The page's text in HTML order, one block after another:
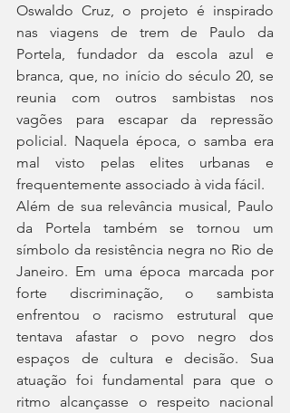
Oswaldo Cruz, o projeto é inspirado
nas viagens de trem de Paulo da
Portela, fundador da escola azul e
branca, que, no início do século 20, se
reunia com outros sambistas nos
vagões para escapar da repressão
policial. Naquela época, o samba era
mal visto pelas elites urbanas e
frequentemente associado à vida fácil.
Além de sua relevância musical, Paulo
da Portela também se tornou um
símbolo da resistência negra no Rio de
Janeiro. Em uma época marcada por
forte discriminação, o sambista
enfrentou o racismo estrutural que
tentava afastar o povo negro dos
espaços de cultura e decisão. Sua
atuação foi fundamental para que o
ritmo alcançasse o respeito nacional